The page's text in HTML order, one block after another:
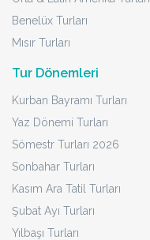
Benelüx Turları
Mısır Turları
Tur Dönemleri
Kurban Bayramı Turları
Yaz Dönemi Turları
Sömestr Turları 2026
Sonbahar Turları
Kasım Ara Tatil Turları
Şubat Ayı Turları
Yılbaşı Turları